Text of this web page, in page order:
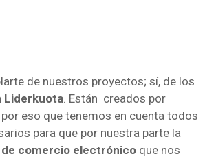
de nuestros proyectos; sí, de los
Liderkuota . Están creados por
eso que tenemos en cuenta todos
para que por nuestra parte la
comercio electrónico que nos